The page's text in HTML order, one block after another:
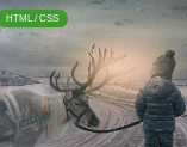
HTML / CSS